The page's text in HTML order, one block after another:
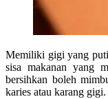
Memiliki gigi yang
sisa makanan yang
bersihkan boleh
karies atau karang gigi.